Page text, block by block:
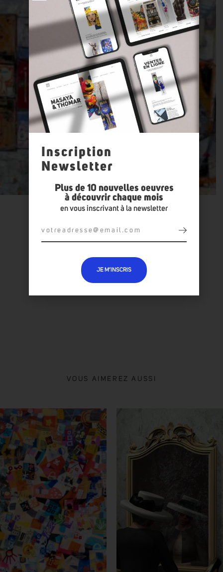
TOUTES LES OEUVRES : BESSO
VOUS AIMEREZ AUSSI
Inscription
Newsletter
Plus de 10 nouvelles oeuvres
à découvrir chaque mois
en vous inscrivant à la newsletter
JE M’INSCRIS